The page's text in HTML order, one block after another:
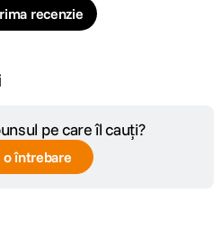
recenzie
pe care îl cauți?
o întrebare